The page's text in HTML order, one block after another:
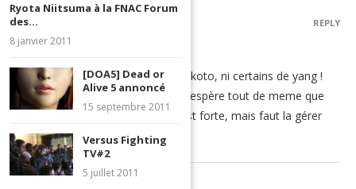
NIVEK
26 août 2011 - 17 h 21 min
Je comprends pas les nerfs de makoto, ni certains de yang !
Yun s’en tire pas mal finalement. J’espère tout de meme que
makoto reste la meme, oui elle est forte, mais faut la gérer
tout de meme !
REPLY
Ryota Niitsuma à la FNAC Forum
des...
8 janvier 2011
[DOA5] Dead or
Alive 5 annoncé
15 septembre 2011
Versus Fighting
TV#2
5 juillet 2011